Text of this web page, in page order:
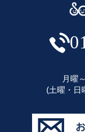
月曜
(土曜・日